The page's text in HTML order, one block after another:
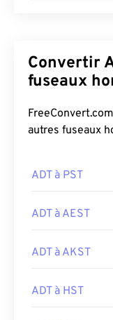
Convertir
fuseaux
autres fuseaux
ADT à PST
ADT à AEST
ADT à AKST
ADT à HST